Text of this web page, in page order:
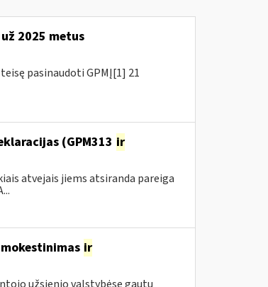
2025 metus
pasinaudoti GPMĮ[1] 21
(GPM313 ir
atvejais jiems atsiranda pareiga
ir